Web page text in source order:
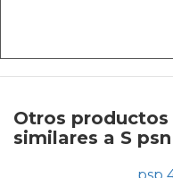
Otros
similares a S